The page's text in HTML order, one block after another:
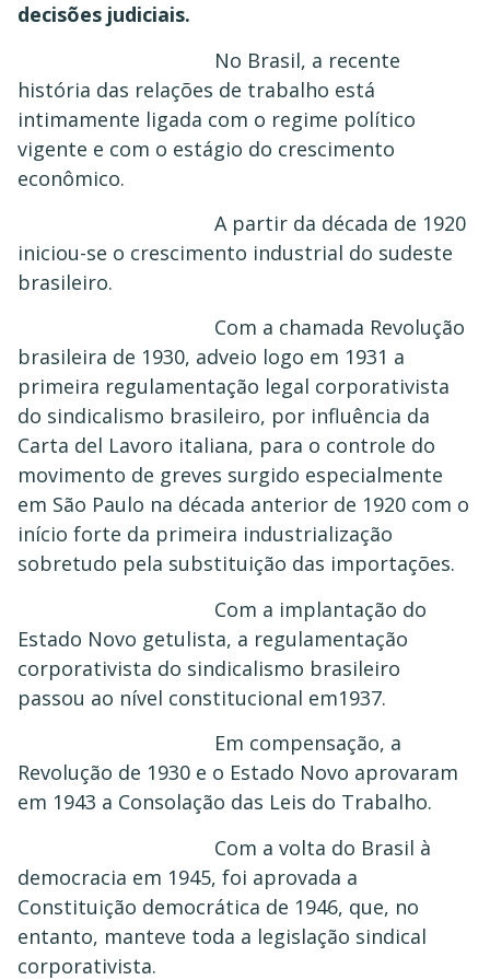
decisões judiciais.
No Brasil, a recente
história das relações de trabalho está
intimamente ligada com o regime político
vigente e com o estágio do crescimento
econômico.
A partir da década de 1920
iniciou-se o crescimento industrial do sudeste
brasileiro.
Com a chamada Revolução
brasileira de 1930, adveio logo em 1931 a
primeira regulamentação legal corporativista
do sindicalismo brasileiro, por influência da
Carta del Lavoro italiana, para o controle do
movimento de greves surgido especialmente
em São Paulo na década anterior de 1920 com o
início forte da primeira industrialização
sobretudo pela substituição das importações.
Com a implantação do
Estado Novo getulista, a regulamentação
corporativista do sindicalismo brasileiro
passou ao nível constitucional em1937.
Em compensação, a
Revolução de 1930 e o Estado Novo aprovaram
em 1943 a Consolação das Leis do Trabalho.
Com a volta do Brasil à
democracia em 1945, foi aprovada a
Constituição democrática de 1946, que, no
entanto, manteve toda a legislação sindical
corporativista.